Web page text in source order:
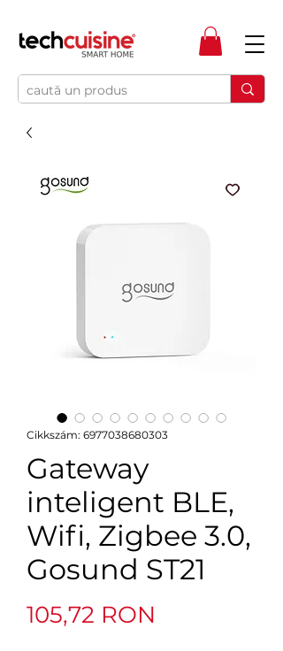
Cikkszám: 6977038680303
Gateway
inteligent BLE,
Wifi, Zigbee 3.0,
Gosund ST21
105,72 RON